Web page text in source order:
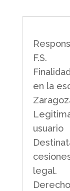
F.S.
en la
usuario
legal.